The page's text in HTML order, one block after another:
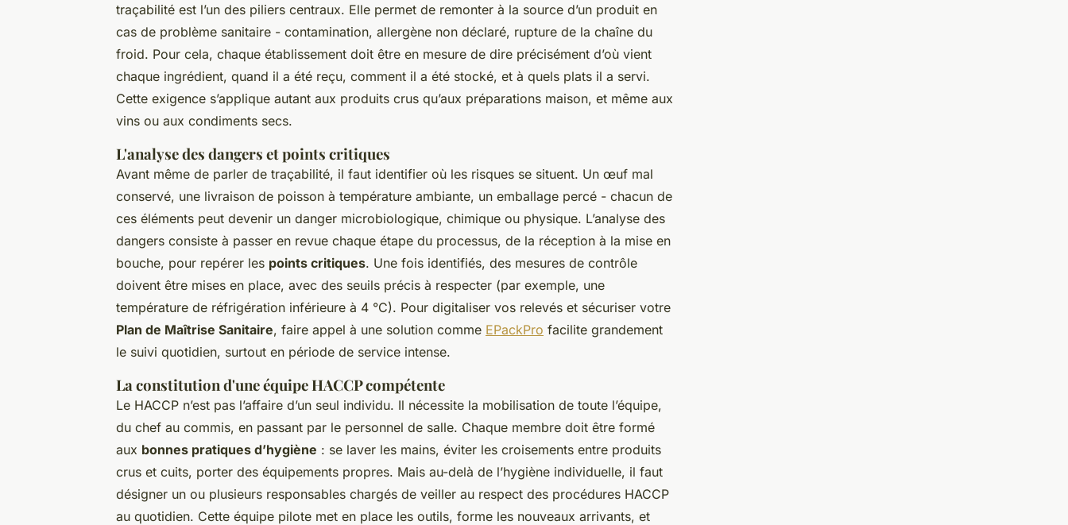
traçabilité est l’un des piliers centraux. Elle permet de remonter à la source d’un produit en
cas de problème sanitaire - contamination, allergène non déclaré, rupture de la chaîne du
froid. Pour cela, chaque établissement doit être en mesure de dire précisément d’où vient
chaque ingrédient, quand il a été reçu, comment il a été stocké, et à quels plats il a servi.
Cette exigence s’applique autant aux produits crus qu’aux préparations maison, et même aux
vins ou aux condiments secs.
L'analyse des dangers et points critiques
Avant même de parler de traçabilité, il faut identifier où les risques se situent. Un œuf mal
conservé, une livraison de poisson à température ambiante, un emballage percé - chacun de
ces éléments peut devenir un danger microbiologique, chimique ou physique. L’analyse des
dangers consiste à passer en revue chaque étape du processus, de la réception à la mise en
bouche, pour repérer les points critiques. Une fois identifiés, des mesures de contrôle
doivent être mises en place, avec des seuils précis à respecter (par exemple, une
température de réfrigération inférieure à 4 °C). Pour digitaliser vos relevés et sécuriser votre
Plan de Maîtrise Sanitaire, faire appel à une solution comme EPackPro facilite grandement
le suivi quotidien, surtout en période de service intense.
La constitution d'une équipe HACCP compétente
Le HACCP n’est pas l’affaire d’un seul individu. Il nécessite la mobilisation de toute l’équipe,
du chef au commis, en passant par le personnel de salle. Chaque membre doit être formé
aux bonnes pratiques d’hygiène : se laver les mains, éviter les croisements entre produits
crus et cuits, porter des équipements propres. Mais au-delà de l’hygiène individuelle, il faut
désigner un ou plusieurs responsables chargés de veiller au respect des procédures HACCP
au quotidien. Cette équipe pilote met en place les outils, forme les nouveaux arrivants, et